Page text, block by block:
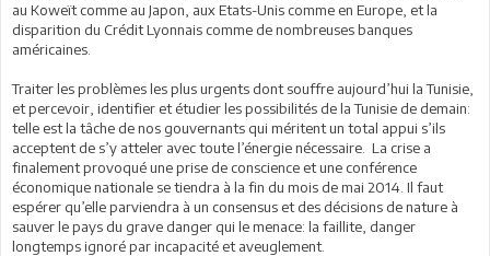
au Koweït comme au Japon, aux Etats-Unis comme en Europe, et la
disparition du Crédit Lyonnais comme de nombreuses banques
américaines.
Traiter les problèmes les plus urgents dont souffre aujourd’hui la Tunisie,
et percevoir, identifier et étudier les possibilités de la Tunisie de demain:
telle est la tâche de nos gouvernants qui méritent un total appui s’ils
acceptent de s’y atteler avec toute l’énergie nécessaire. La crise a
finalement provoqué une prise de conscience et une conférence
économique nationale se tiendra à la fin du mois de mai 2014. Il faut
espérer qu’elle parviendra à un consensus et des décisions de nature à
sauver le pays du grave danger qui le menace: la faillite, danger
longtemps ignoré par incapacité et aveuglement.